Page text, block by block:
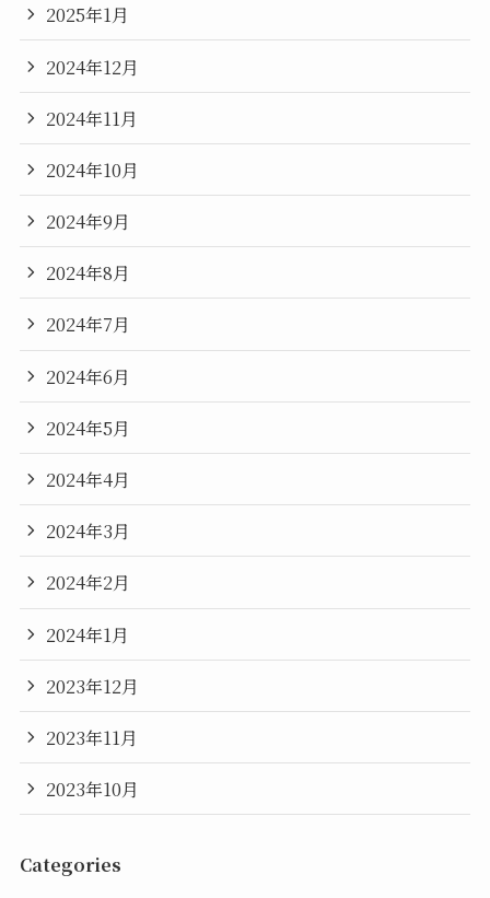
2025年1月
2024年12月
2024年11月
2024年10月
2024年9月
2024年8月
2024年7月
2024年6月
2024年5月
2024年4月
2024年3月
2024年2月
2024年1月
2023年12月
2023年11月
2023年10月
Categories